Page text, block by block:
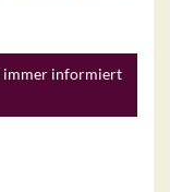
immer informiert